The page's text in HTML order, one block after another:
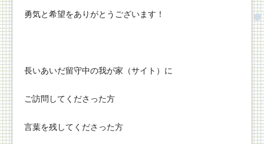
勇気と希望をありがとうございます！
長いあいだ留守中の我が家（サイト）に
ご訪問してくださった方
言葉を残してくださった方